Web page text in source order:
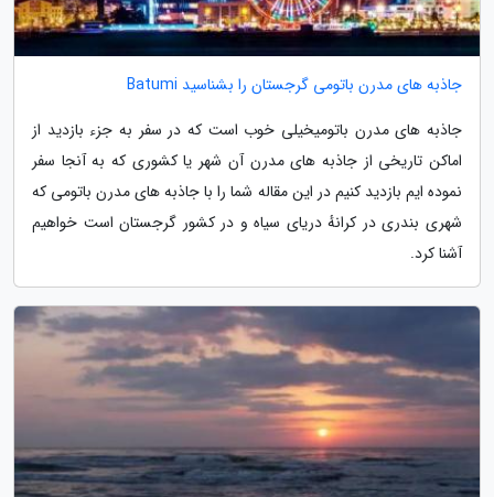
جاذبه های مدرن باتومی گرجستان را بشناسید Batumi
جاذبه های مدرن باتومیخیلی خوب است که در سفر به جزء بازدید از
اماکن تاریخی از جاذبه های مدرن آن شهر یا کشوری که به آنجا سفر
نموده ایم بازدید کنیم در این مقاله شما را با جاذبه های مدرن باتومی که
شهری بندری در کرانهٔ دریای سیاه و در کشور گرجستان است خواهیم
آشنا کرد.